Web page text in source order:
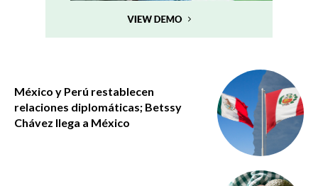
México y Perú restablecen
relaciones diplomáticas; Betssy
Chávez llega a México